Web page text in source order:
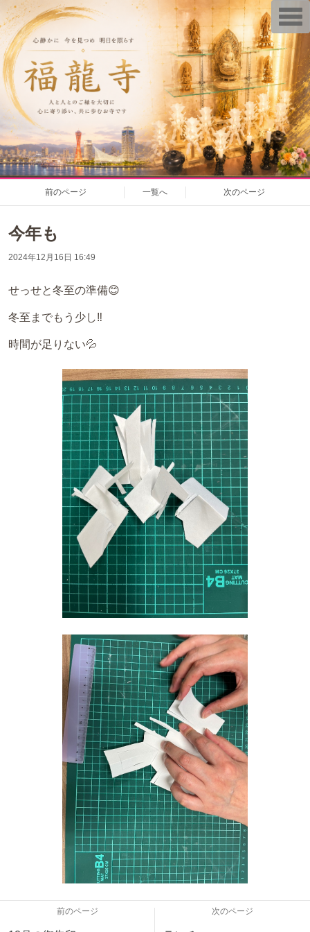
前のページ 一覧へ 次のページ
今年も
2024年12月16日 16:49
せっせと冬至の準備😊
冬至までもう少し‼️
時間が足りない💦
前のページ 次のページ
T
o
g
g
l
e
n
a
v
i
g
a
t
i
o
n